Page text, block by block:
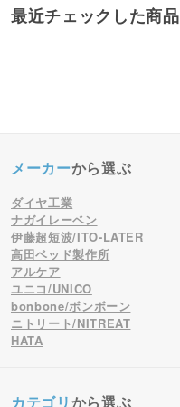
最近チェックした商品
メーカーから選ぶ
ダイヤ工業
ナガイレーベン
伊藤超短波/ITO-LATER
高田ベッド製作所
アルケア
ユニコ/UNICO
bonbone/ボンボーン
ニトリート/NITREAT
HATA
カテゴリから選ぶ